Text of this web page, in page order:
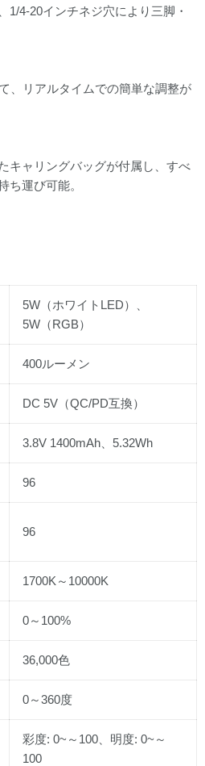
1/4-20インチネジ穴により三脚・
、リアルタイムでの簡単な調整が
キャリングバッグが付属し、すべ
ち運び可能。
5W（ホワイトLED）、
5W（RGB）
400ルーメン
DC 5V（QC/PD互換）
3.8V 1400mAh、5.32Wh
96
96
1700K～10000K
0～100%
36,000色
0～360度
彩度: 0~～100、明度: 0~～
100